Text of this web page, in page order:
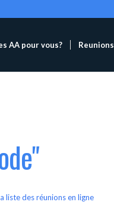
AA pour vous? Reunions
liste des réunions en ligne